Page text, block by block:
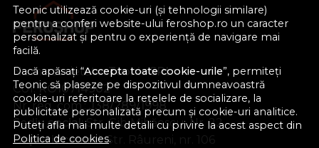
Teonic utilizează cookie-uri (și tehnologii similare)
pentru a conferi website-ului feroshop.ro un caracter
personalizat și pentru o experiență de navigare mai
facilă.
Dacă apăsați “Accepta toate cookie-urile”, permiteți
Teonic să plaseze pe dispozitivul dumneavoastră
cookie-uri referitoare la rețelele de socializare, la
publicitate personalizată precum și cookie-uri analitice.
Puteți afla mai multe detalii cu privire la acest aspect din
Politica de cookies.
Nume societate:Teonic SRL
CUI:RO10714902
Nr. reg. com.:J38/289/1998
Sediu social:Str. Gib Mihăescu, Nr. 22
Depozit central:Str. Râureni, nr. 106